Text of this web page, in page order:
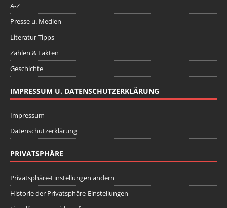
A-Z
Presse u. Medien
Literatur Tipps
Zahlen & Fakten
Geschichte
IMPRESSUM U. DATENSCHUTZERKLÄRUNG
Impressum
Datenschutzerklärung
PRIVATSPHÄRE
Privatsphäre-Einstellungen ändern
Historie der Privatsphäre-Einstellungen